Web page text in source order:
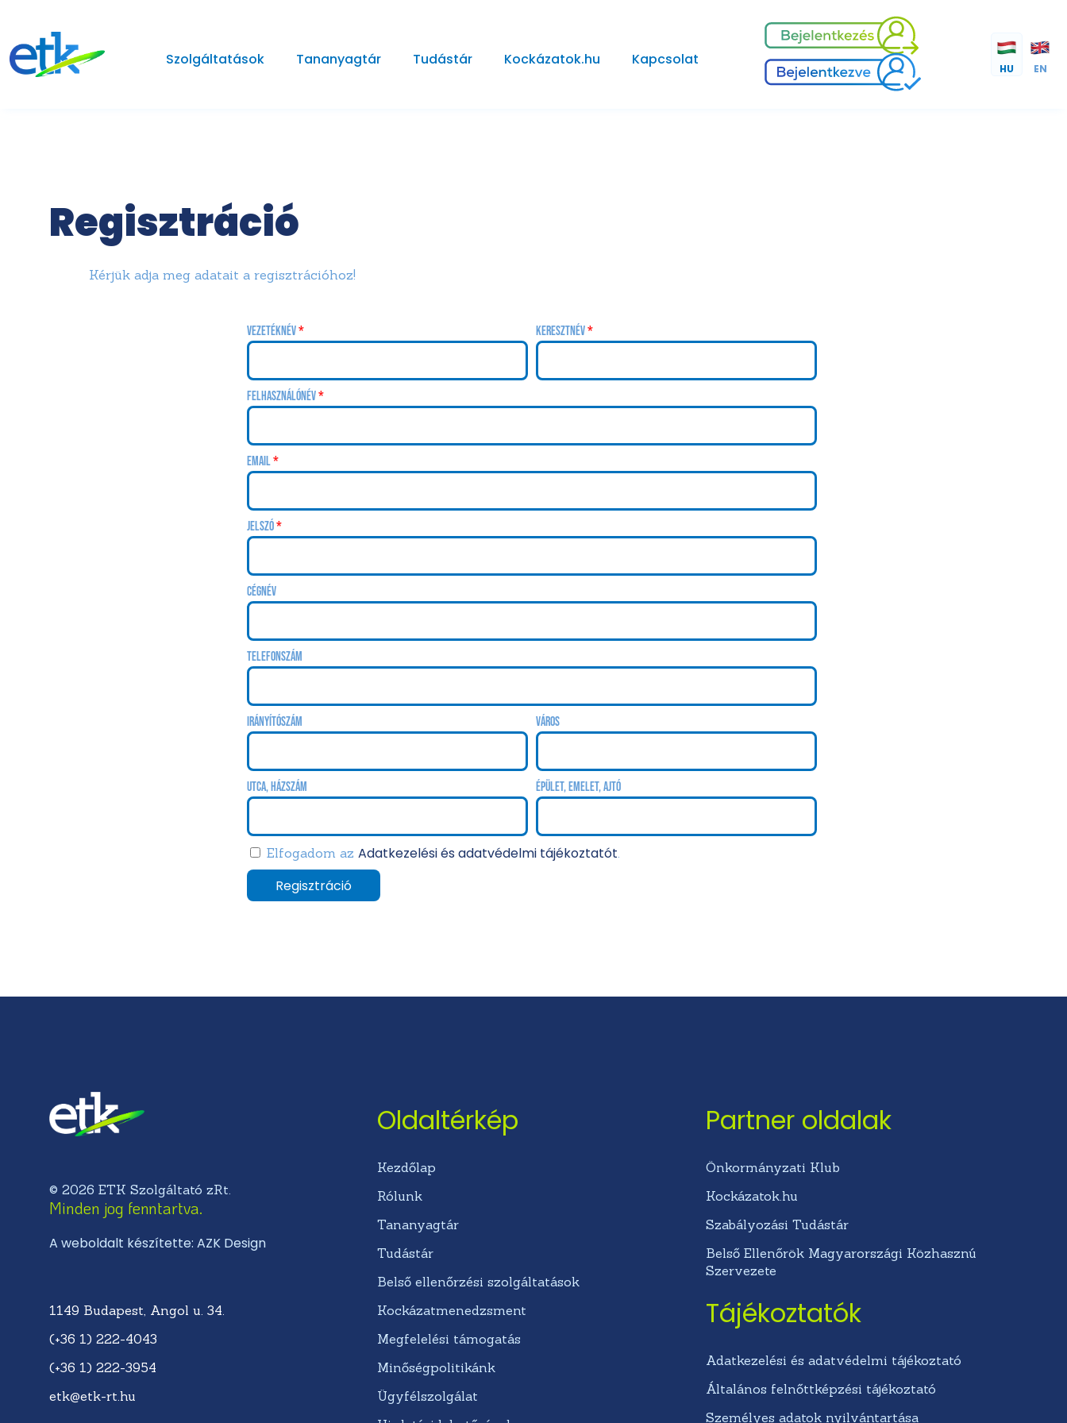
Szolgáltatások Tananyagtár Tudástár Kockázatok.hu Kapcsolat HU EN
Regisztráció
Kérjük adja meg adatait a regisztrációhoz!
Vezetéknév Keresztnév
Felhasználónév
Email
Jelszó
Cégnév
Telefonszám
Irányítószám Város
Utca, házszám Épület, emelet, ajtó
Elfogadom az Adatkezelési és adatvédelmi tájékoztatót.
Regisztráció
© 2026 ETK Szolgáltató zRt.
Minden jog fenntartva.
A weboldalt készítette: AZK Design
1149 Budapest, Angol u. 34.
(+36 1) 222-4043
(+36 1) 222-3954
etk@etk-rt.hu
Oldaltérkép
Kezdőlap
Rólunk
Tananyagtár
Tudástár
Belső ellenőrzési szolgáltatások
Kockázatmenedzsment
Megfelelési támogatás
Minőségpolitikánk
Ügyfélszolgálat
Partner oldalak
Önkormányzati Klub
Kockázatok.hu
Szabályozási Tudástár
Belső Ellenőrök Magyarországi Közhasznú
Szervezete
Tájékoztatók
Adatkezelési és adatvédelmi tájékoztató
Általános felnőttképzési tájékoztató
Személyes adatok nyilvántartása